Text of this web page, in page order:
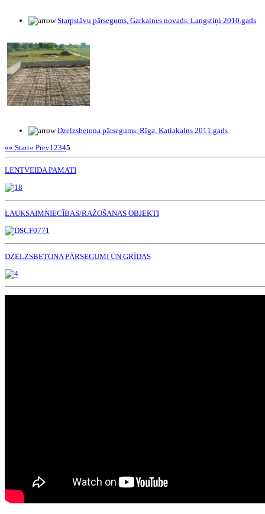
Starpstāvu pārsegums, Garkalnes novads, Langstiņi 2010.gads
Dzelzsbetona pārsegums, Rīga, Katlakalns 2011.gads
«« Start« Prev12345
LENTVEIDA PAMATI
LAUKSAIMNIECĪBAS/RAŽOŠANAS OBJEKTI
DZELZSBETONA PĀRSEGUMI UN GRĪDAS